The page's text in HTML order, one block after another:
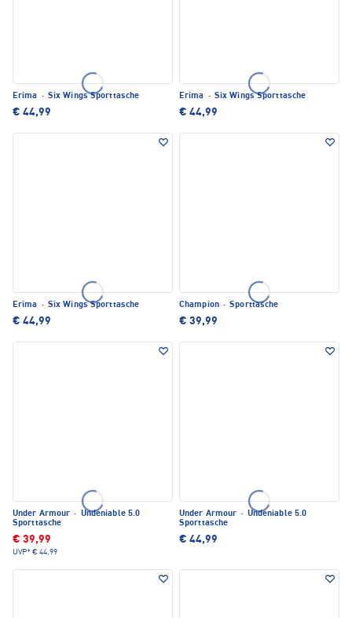
Erima · Six Wings Sporttasche
€ 44,99
Erima · Six Wings Sporttasche
€ 44,99
Erima · Six Wings Sporttasche
€ 44,99
Champion · Sporttasche
€ 39,99
Under Armour · Undeniable 5.0
Sporttasche
€ 39,99
UVP* € 44,99
Under Armour · Undeniable 5.0
Sporttasche
€ 44,99